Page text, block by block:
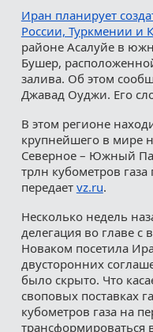
Иран планирует
России, Туркмении и
районе Асалуйе в
Бушер,
залива. Об этом
Джавад Оуджи. Его
В этом регионе
крупнейшего в мире
Северное – Южный
трлн кубометров
передает vz.ru.
Несколько недель
делегация во главе с
Новаком посетила
двусторонних
было скрыто. Что
своповых поставках
кубометров газа на
трансформироваться